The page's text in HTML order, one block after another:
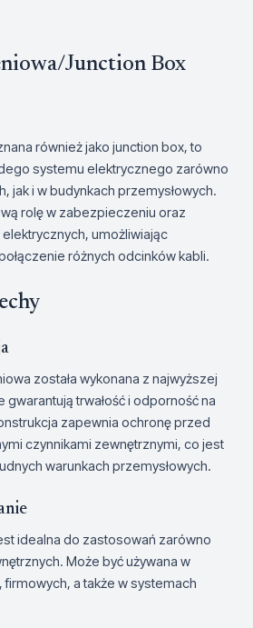
Junction Box
również jako junction box, to
systemu elektrycznego zarówno
jak i w budynkach przemysłowych.
rolę w zabezpieczeniu oraz
umożliwiając
różnych odcinków kabli.
została wykonana z najwyższej
gwarantują trwałość i odporność na
zapewnia ochronę przed
czynnikami zewnętrznymi, co jest
warunkach przemysłowych.
idealna do zastosowań zarówno
Może być używana w
a także w systemach